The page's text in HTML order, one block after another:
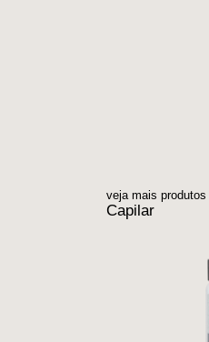
veja mais produtos
Capilar